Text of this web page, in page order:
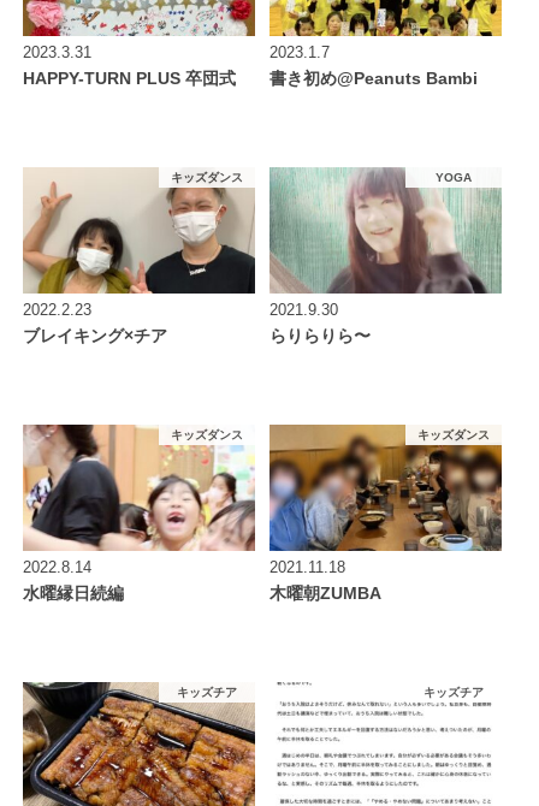
2023.3.31
HAPPY-TURN PLUS 卒団式
2023.1.7
書き初め@Peanuts Bambi
キッズダンス
2022.2.23
ブレイキング×チア
YOGA
2021.9.30
らりらりら〜
キッズダンス
2022.8.14
水曜縁日続編
キッズダンス
2021.11.18
木曜朝ZUMBA
キッズチア キッズチア